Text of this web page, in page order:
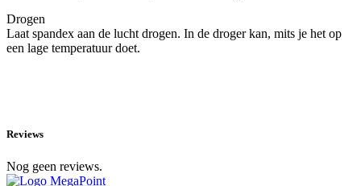
Drogen
Laat spandex aan de lucht drogen. In de droger kan, mits je het op
een lage temperatuur doet.
Reviews
Nog geen reviews.